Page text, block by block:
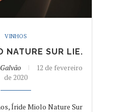
VINHOS
NATURE SUR LIE.
12 de fevereiro
de 2020
Íride Miolo Nature Sur